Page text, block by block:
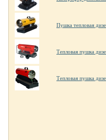
Пушка тепловая
Тепловая пушка
Тепловая пушка